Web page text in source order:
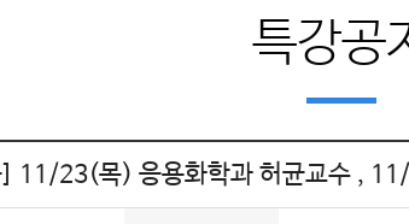
특강공
23(목) 응용화학과 허균교수 , 11/